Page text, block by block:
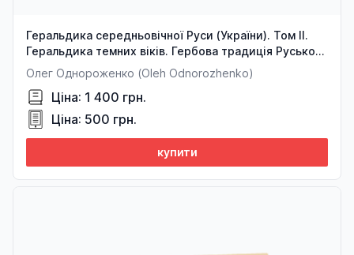
Геральдика середньовічної Руси (України). Том ІІ.
Геральдика темних віків. Гербова традиція Руського
королівства середини XIII — середини XIV ст. 2-ге
видання, доповнене
Олег Однороженко (Oleh Odnorozhenko)
Ціна: 1 400 грн.
Ціна: 500 грн.
купити